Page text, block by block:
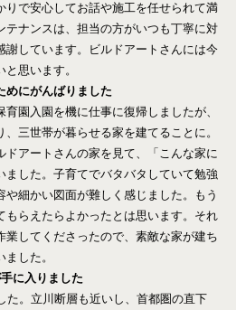
りで安心してお話や施工を任せられて満
テナンスは、担当の方がいつも丁寧に対
謝しています。ビルドアートさんには今
思います。
めにがんばりました
園入園を機に仕事に復帰しましたが、
三世帯が暮らせる家を建てることに。
ドアートさんの家を見て、「こんな家に
ました。子育てでバタバタしていて勉強
細かい図面が難しく感じました。もう
もらえたらよかったとは思います。それ
業してくださったので、素敵な家が建ち
した。
に入りました
た。立川断層も近いし、首都圏の直下